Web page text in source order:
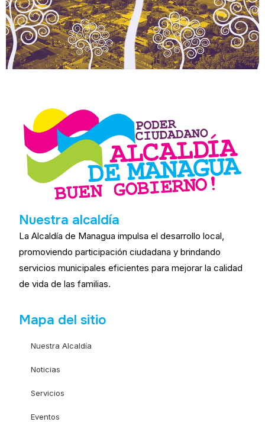
Nuestra alcaldía
La Alcaldía de Managua impulsa el desarrollo local,
promoviendo participación ciudadana y brindando
servicios municipales eficientes para mejorar la calidad
de vida de las familias.
Mapa del sitio
Nuestra Alcaldía
Noticias
Servicios
Eventos